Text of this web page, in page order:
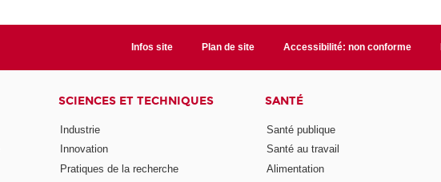
Infos site Plan de site Accessibilité: non conforme
SCIENCES ET TECHNIQUES
Industrie
Innovation
Pratiques de la recherche
SANTÉ
Santé publique
Santé au travail
Alimentation